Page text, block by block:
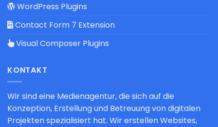
WordPress Plugins
Contact Form 7 Extension
Visual Composer Plugins
KONTAKT
Wir sind eine Medienagentur, die sich auf die
Konzeption, Erstellung und Betreuung von digitalen
Projekten spezialisiert hat. Wir erstellen Websites,